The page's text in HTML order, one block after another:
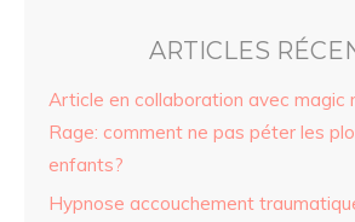
ARTICLES
Article en collaboration avec magic
Rage: comment ne pas péter les
enfants?
Hypnose accouchement